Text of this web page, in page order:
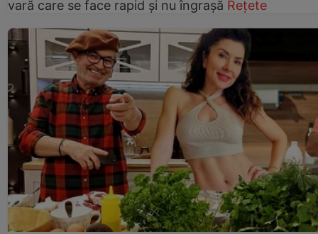
vară care se face rapid și nu îngrașă Rețete